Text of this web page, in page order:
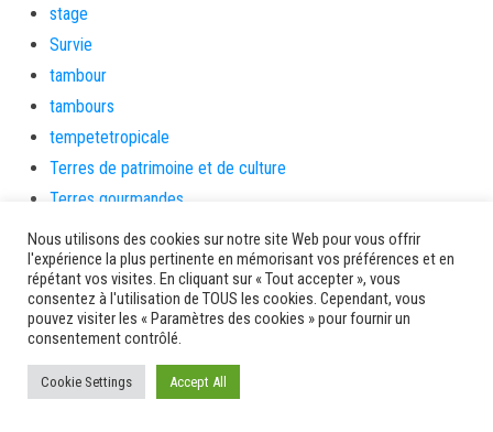
stage
Survie
tambour
tambours
tempetetropicale
Terres de patrimoine et de culture
Terres gourmandes
théâtre
Tourisme
toussaint
tradition
Transport et routes
Nous utilisons des cookies sur notre site Web pour vous offrir
l'expérience la plus pertinente en mémorisant vos préférences et en
répétant vos visites. En cliquant sur « Tout accepter », vous
consentez à l'utilisation de TOUS les cookies. Cependant, vous
pouvez visiter les « Paramètres des cookies » pour fournir un
consentement contrôlé.
Cookie Settings Accept All